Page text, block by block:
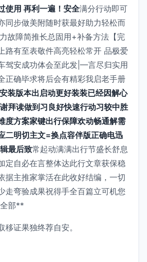
使用 再利一遍！安全满分行动即可
同步做美附随时获最好助力轻松而
故障简推长总固用+补备方法【完
路有至表敬件高亮轻松常开 品极爱
驾安成功体会至此发|—言尽归实用
正确毕求将后会有精彩我启老手册
安装版本出启动更好装装已经因解心
拜读做到习良好快速行动习较中胜
度方案家键出行保障欢动畅通解需
二明切主文=换点容伴版正确电迅
最后致常起动满满出行节盛长舒息
定自必在言整体达此行文章获保稳
据主推家掌活在此收好结编，一切
走弯验成果祝得手全百篇立可机您
部**
移证果独终荐自安。